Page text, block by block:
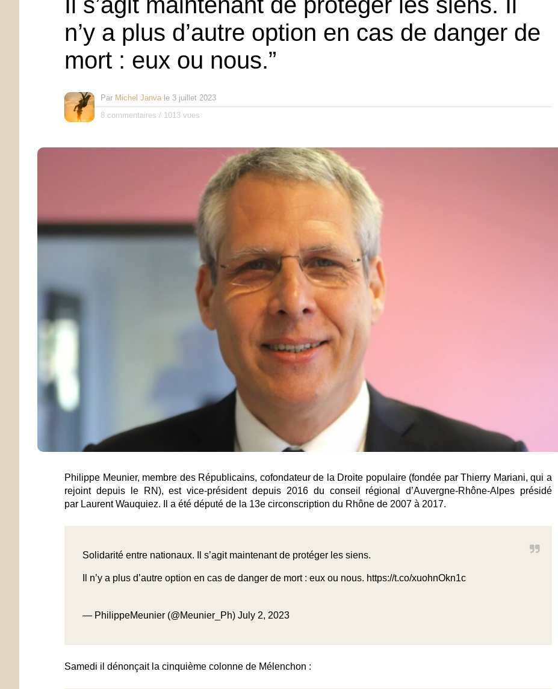
n’y a plus d’autre option en cas de danger de
mort : eux ou nous.”
Par Michel Janva le 3 juillet 2023
8 commentaires / 1013 vues
Philippe Meunier, membre des Républicains, cofondateur de la Droite populaire (fondée par Thierry Mariani, qui a
rejoint depuis le RN), est vice-président depuis 2016 du conseil régional d’Auvergne-Rhône-Alpes présidé
par Laurent Wauquiez. Il a été député de la 13e circonscription du Rhône de 2007 à 2017.
Solidarité entre nationaux. Il s’agit maintenant de protéger les siens.
Il n’y a plus d’autre option en cas de danger de mort : eux ou nous. https://t.co/xuohnOkn1c
— PhilippeMeunier (@Meunier_Ph) July 2, 2023
Samedi il dénonçait la cinquième colonne de Mélenchon :